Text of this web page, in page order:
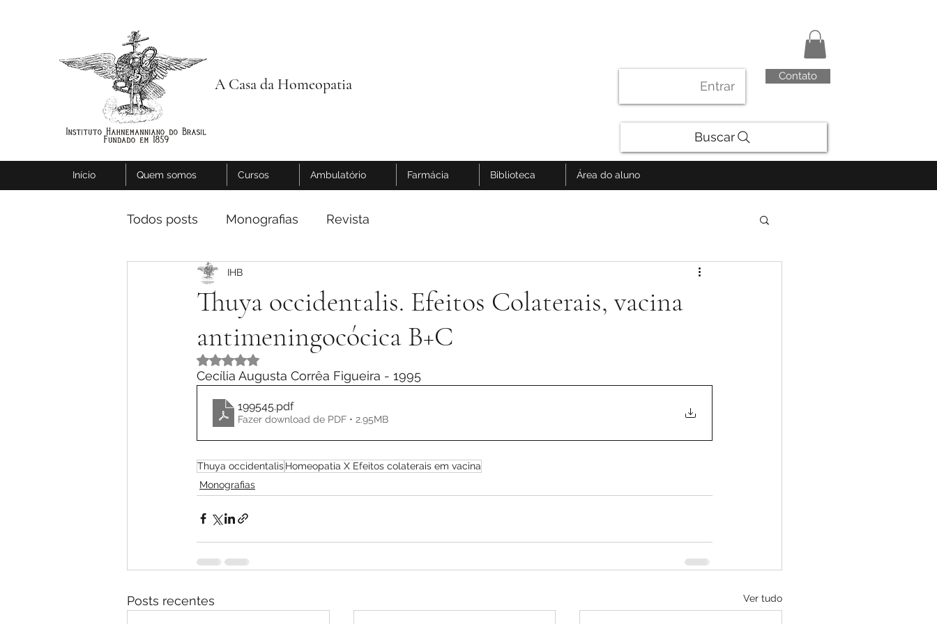
A Casa da Homeopatia Entrar
Contato
Buscar
Início Quem somos Cursos Ambulatório Farmácia Biblioteca Área do aluno
Todos posts Monografias Revista
Thuya occidentalis. Efeitos Colaterais, vacina
antimeningocócica B+C
IHB
Avaliado com NaN de 5 estrelas.
Cecília Augusta Corrêa Figueira - 1995
199545.pdf
Fazer download de PDF • 2.95MB
Thuya occidentalisHomeopatia X Efeitos colaterais em vacina
Monografias
Posts recentes Ver tudo